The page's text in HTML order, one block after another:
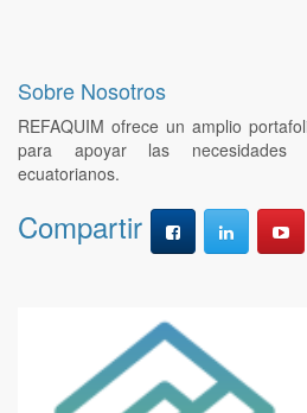
Sobre Nosotros
REFAQUIM ofrece un amplio
para apoyar las necesidades
ecuatorianos.
Compartir